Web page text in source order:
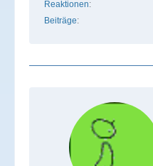
Reaktionen
Beiträge